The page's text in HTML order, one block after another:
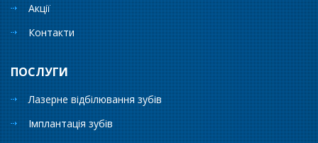
Акції
Контакти
ПОСЛУГИ
Лазерне відбілювання зубів
Імплантація зубів